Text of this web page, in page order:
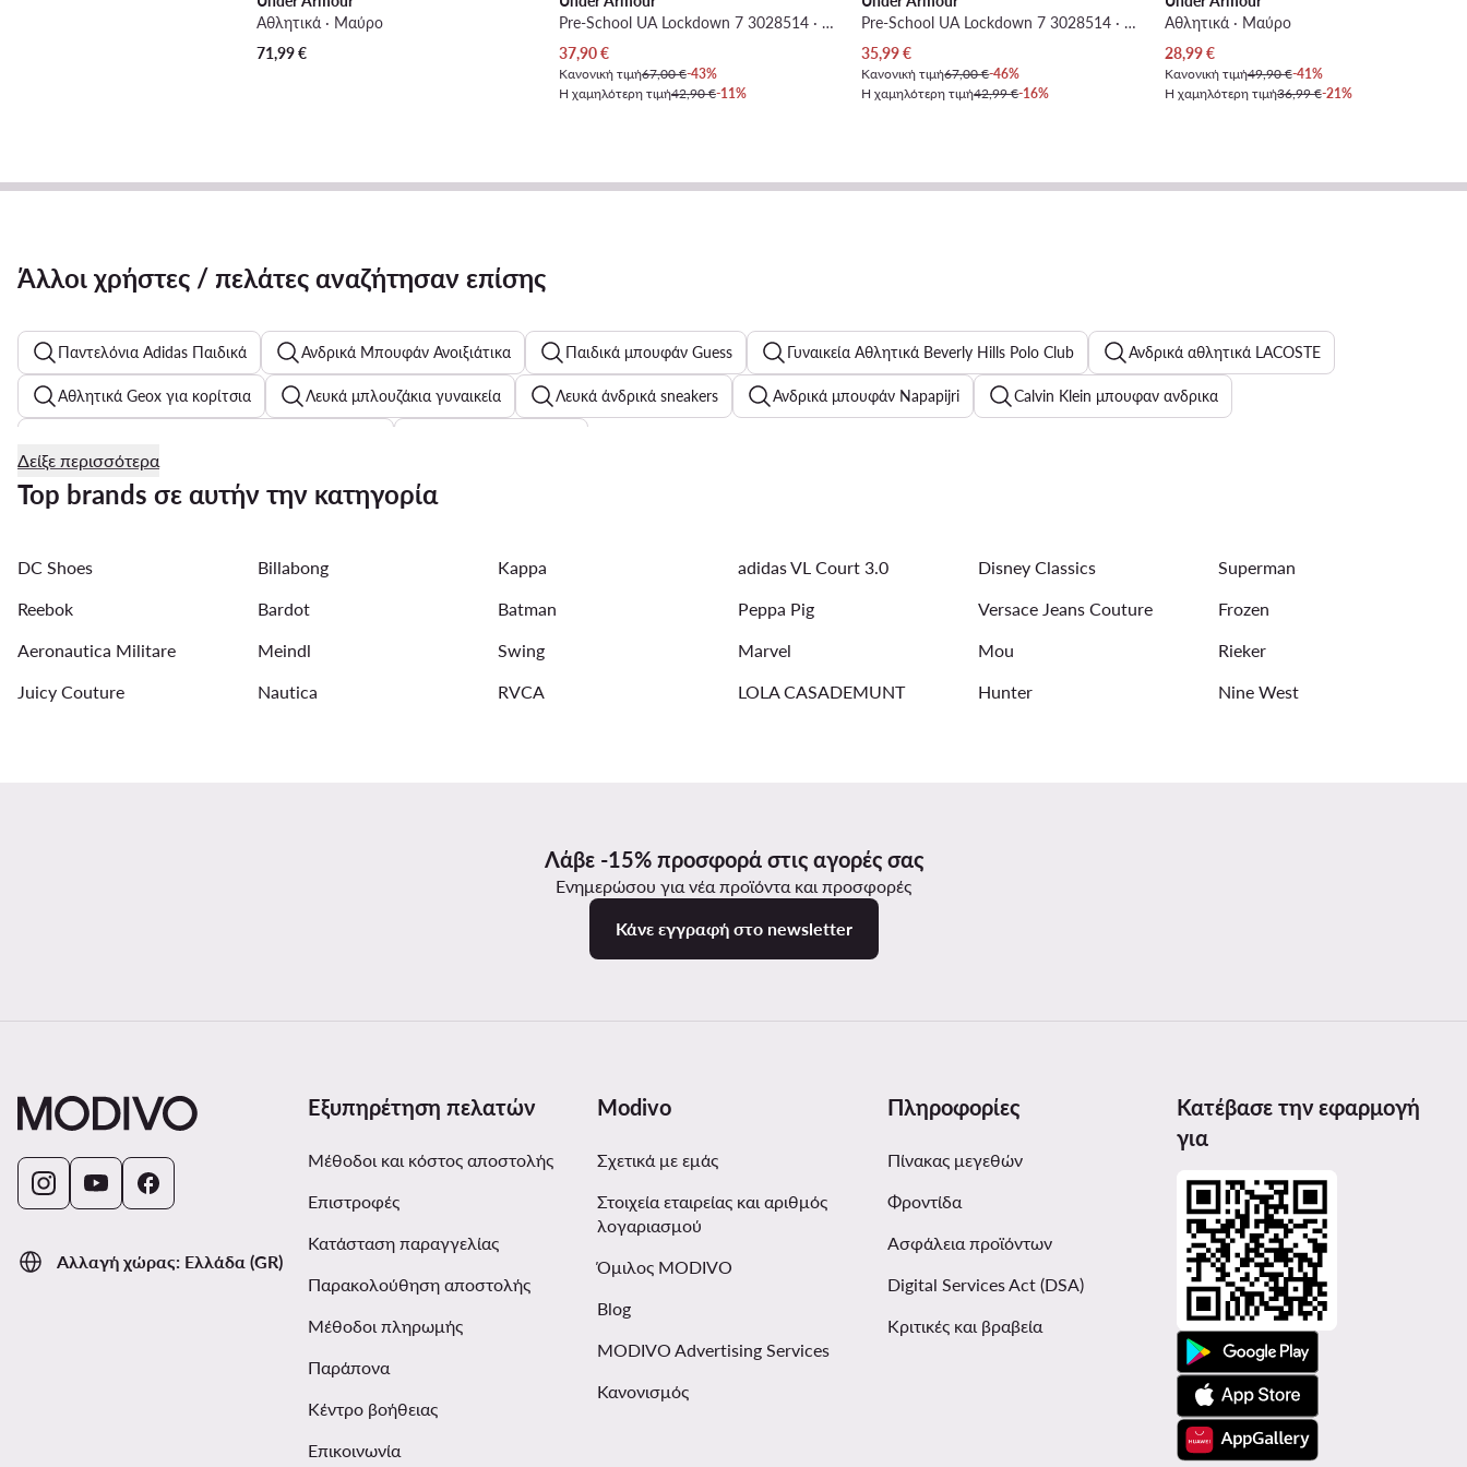
Αθλητικά · Μαύρο
71,99€
Pre-School UA Lockdown 7 3028514 · Μπασκετικά Παπούτσια
Τρέχουσα τιμή
37,90€
Κανονική τιμή67,00 €-43%
Η χαμηλότερη τιμή42,90 €-11%
Pre-School UA Lockdown 7 3028514 · Μπασκετικά Παπούτσια
Τρέχουσα τιμή
35,99€
Κανονική τιμή67,00 €-46%
Η χαμηλότερη τιμή42,99 €-16%
Αθλητικά · Μαύρο
Τρέχουσα τιμή
28,99€
Κανονική τιμή49,90 €-41%
Η χαμηλότερη τιμή36,99 €-21%
Άλλοι χρήστες / πελάτες αναζήτησαν επίσης
Παντελόνια Adidas Παιδικά Ανδρικά Μπουφάν Ανοιξιάτικα Παιδικά μπουφάν Guess Γυναικεία Αθλητικά Beverly Hills Polo Club Ανδρικά αθλητικά LACOSTE
Αθλητικά Geox για κορίτσια Λευκά μπλουζάκια γυναικεία Λευκά άνδρικά sneakers Ανδρικά μπουφάν Napapijri Calvin Klein μπουφαν ανδρικα
Γυναικεία Κασκόλ & Φουλάρια Γυναικεία Μποτάκια με Χοντρό Τακούνι Jenny Fairy
Ανδρικές Μπλούζες DC Shoes Ανδρικά Πουκάμισα Φλοράλ
Δείξε περισσότερα
Top brands σε αυτήν την κατηγορία
DC Shoes Billabong Kappa adidas VL Court 3.0 Disney Classics
Superman
Reebok
Bardot Batman Peppa Pig Versace Jeans Couture
Frozen
Aeronautica Militare
Meindl Swing Marvel Mou
Rieker
Juicy Couture
Nautica RVCA LOLA CASADEMUNT Hunter Nine West
Λάβε -15% προσφορά στις αγορές σας
Ενημερώσου για νέα προϊόντα και προσφορές
Κάνε εγγραφή στο newsletter
Αλλαγή χώρας: Ελλάδα (GR)
Εξυπηρέτηση πελατών
Μέθοδοι και κόστος αποστολής
Επιστροφές
Κατάσταση παραγγελίας
Παρακολούθηση αποστολής
Μέθοδοι πληρωμής
Παράπονα
Κέντρο βοήθειας
Επικοινωνία
Modivo
Σχετικά με εμάς
Στοιχεία εταιρείας και αριθμός
λογαριασμού
Όμιλος MODIVO
Blog
MODIVO Advertising Services
Κανονισμός
Πληροφορίες
Πίνακας μεγεθών
Φροντίδα
Ασφάλεια προϊόντων
Digital Services Act (DSA)
Κριτικές και βραβεία
Κατέβασε την εφαρμογή
για